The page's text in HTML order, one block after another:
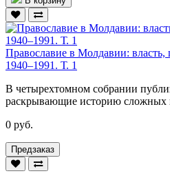
Православие в Молдавии:
1940–1991. Т. 1
В четырехтомном собрании
раскрывающие историю сложных
0 руб.
Предзаказ